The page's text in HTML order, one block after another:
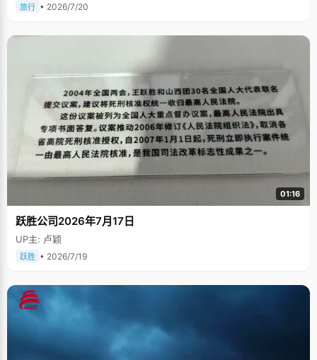
旅行 • 2026/7/20
01:16
跃胜公司2026年7月17日
UP主: 卢颖
跃胜 • 2026/7/19